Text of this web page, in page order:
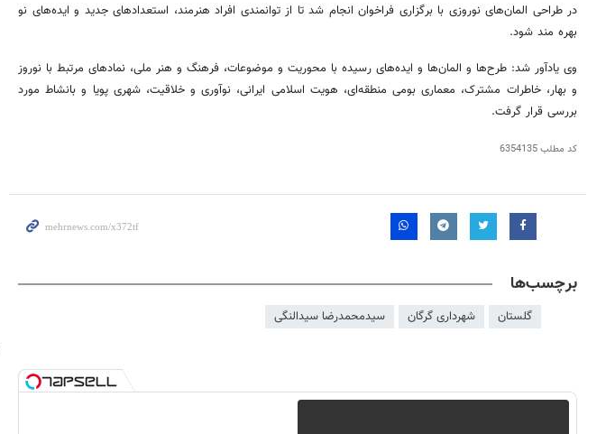
در طراحی المان‌های نوروزی با برگزاری فراخوان انجام شد تا از توانمندی افراد هنرمند، استعدادهای جدید و ایده‌های نو
بهره مند شود.
وی یادآور شد: طرح‌ها و المان‌ها و ایده‌های رسیده با محوریت و موضوعات، فرهنگ و هنر ملی، نمادهای مرتبط با نوروز
و بهار، خاطرات مشترک، معماری بومی منطقه‌ای، هویت اسلامی ایرانی، نوآوری و خلاقیت، شهری پویا و بانشاط مورد
بررسی قرار گرفت.
کد مطلب6354135
برچسب‌ها
گلستان شهرداری گرگان سیدمحمدرضا سیدالنگی